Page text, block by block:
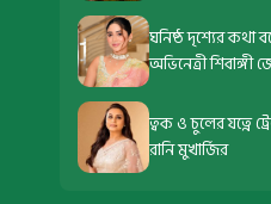
ঘনিষ্ঠ দৃশ্যের কথা
অভিনেত্রী শিবাঙ্গী
ত্বক ও চুলের যত্নে
রানি মুখার্জির